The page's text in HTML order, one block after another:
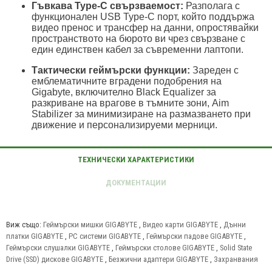
Гъвкава Type-C свързваемост: Разполага с
функционален USB Type-C порт, който поддържа
видео пренос и трансфер на данни, опростявайки
пространството на бюрото ви чрез свързване с
един единствен кабел за съвременни лаптопи.
Тактически геймърски функции: Зареден с
емблематичните вградени подобрения на
Gigabyte, включително Black Equalizer за
разкриване на врагове в тъмните зони, Aim
Stabilizer за минимизиране на размазването при
движение и персонализируеми мерници.
Виж също: Геймърски мишки GIGABYTE , Видео карти GIGABYTE , Дънни
платки GIGABYTE , PC системи GIGABYTE , Геймърски падове GIGABYTE ,
Геймърски слушалки GIGABYTE , Геймърски столове GIGABYTE , Solid State
Drive (SSD) дискове GIGABYTE , Безжични адаптери GIGABYTE , Захранвания